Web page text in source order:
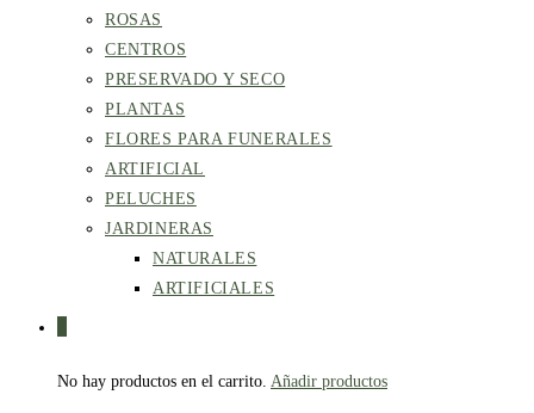
ROSAS
CENTROS
PRESERVADO Y SECO
PLANTAS
FLORES PARA FUNERALES
ARTIFICIAL
PELUCHES
JARDINERAS
NATURALES
ARTIFICIALES
No hay productos en el carrito. Añadir productos